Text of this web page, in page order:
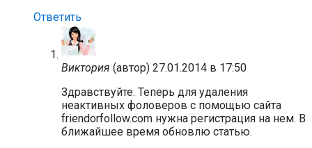
Ответить
Виктория (автор) 27.01.2014 в 17:50
Здравствуйте. Теперь для удаления
неактивных фоловеров с помощью сайта
friendorfollow.com нужна регистрация на нем. В
ближайшее время обновлю статью.